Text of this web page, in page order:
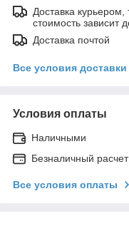
Доставка
стоимость зависит
Доставка почтой
Все условия доставки
Условия оплаты
Наличными
Безналичный расчет
Все условия оплаты